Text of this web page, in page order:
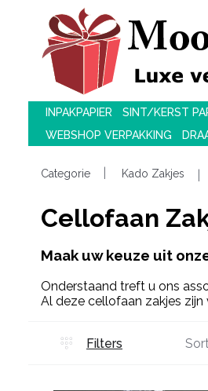
INPAKPAPIER SINT/KERST
WEBSHOP VERPAKKING
Categorie Kado Zakjes
Cellofaan
Maak uw keuze uit
Onderstaand treft u ons
Al deze cellofaan zakjes zijn
Filters